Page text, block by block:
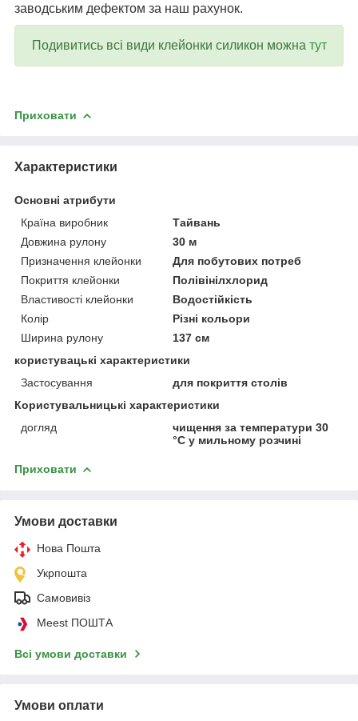
заводським дефектом за наш рахунок.
Подивитись всі види клейонки силикон можна тут
Приховати
Характеристики
Основні атрибути
Країна виробник
Тайвань
Довжина рулону
30 м
Призначення клейонки
Для побутових потреб
Покриття клейонки
Полівінілхлорид
Властивості клейонки
Водостійкість
Колір
Різні кольори
Ширина рулону
137 см
користувацькі характеристики
Застосування
для покриття столів
Користувальницькі характеристики
догляд
чищення за температури 30
°C у мильному розчині
Приховати
Умови доставки
Нова Пошта
Укрпошта
Самовивіз
Meest ПОШТА
Всі умови доставки
Умови оплати